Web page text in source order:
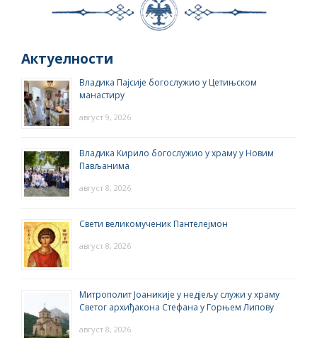
Актуелности
Владика Пајсије богослужио у Цетињском
манастиру
август 9, 2026
Владика Кирило богослужио у храму у Новим
Пављанима
август 8, 2026
Свети великомученик Пантелејмон
август 8, 2026
Митрополит Јоаникије у недјељу служи у храму
Светог архиђакона Стефана у Горњем Липову
август 8, 2026